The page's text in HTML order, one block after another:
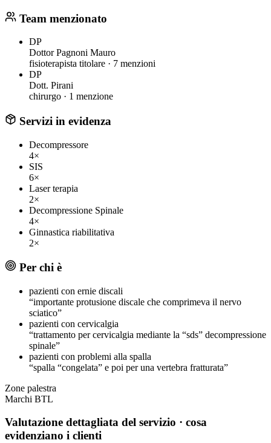
Team menzionato
DP
Dottor Pagnoni Mauro
fisioterapista titolare · 7 menzioni
DP
Dott. Pirani
chirurgo · 1 menzione
Servizi in evidenza
Decompressore
4×
SIS
6×
Laser terapia
2×
Decompressione Spinale
4×
Ginnastica riabilitativa
2×
Per chi è
pazienti con ernie discali
“importante protusione discale che comprimeva il nervo
sciatico”
pazienti con cervicalgia
“trattamento per cervicalgia mediante la “sds” decompressione
spinale”
pazienti con problemi alla spalla
“spalla “congelata” e poi per una vertebra fratturata”
Zone palestra
Marchi BTL
Valutazione dettagliata del servizio · cosa
evidenziano i clienti